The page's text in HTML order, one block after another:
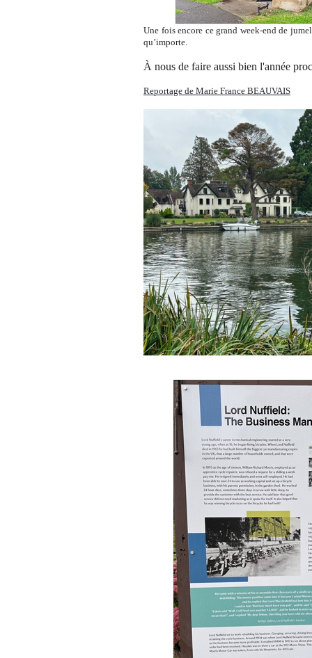
Une fois encore ce grand week-end de
qu’importe.
À nous de faire aussi
Reportage de Marie France BEAUVAIS